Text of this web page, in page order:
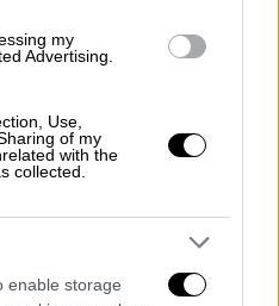
my
Advertising.
Use,
of my
with the
collected.
enable storage